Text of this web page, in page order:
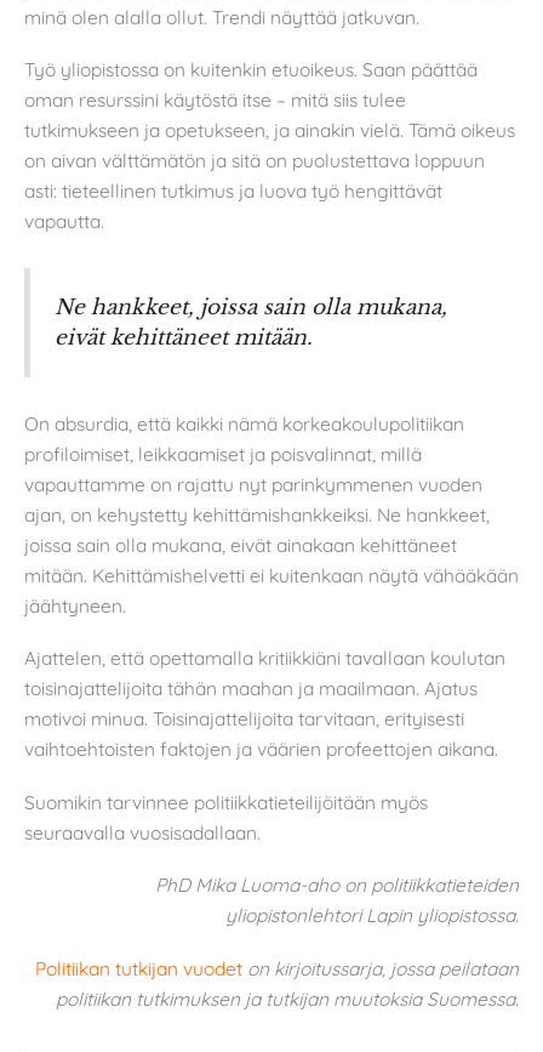
minä olen alalla ollut. Trendi näyttää jatkuvan.
Työ yliopistossa on kuitenkin etuoikeus. Saan päättää
oman resurssini käytöstä itse – mitä siis tulee
tutkimukseen ja opetukseen, ja ainakin vielä. Tämä oikeus
on aivan välttämätön ja sitä on puolustettava loppuun
asti: tieteellinen tutkimus ja luova työ hengittävät
vapautta.
Ne hankkeet, joissa sain olla mukana,
eivät kehittäneet mitään.
On absurdia, että kaikki nämä korkeakoulupolitiikan
profiloimiset, leikkaamiset ja poisvalinnat, millä
vapauttamme on rajattu nyt parinkymmenen vuoden
ajan, on kehystetty kehittämishankkeiksi. Ne hankkeet,
joissa sain olla mukana, eivät ainakaan kehittäneet
mitään. Kehittämishelvetti ei kuitenkaan näytä vähääkään
jäähtyneen.
Ajattelen, että opettamalla kritiikkiäni tavallaan koulutan
toisinajattelijoita tähän maahan ja maailmaan. Ajatus
motivoi minua. Toisinajattelijoita tarvitaan, erityisesti
vaihtoehtoisten faktojen ja väärien profeettojen aikana.
Suomikin tarvinnee politiikkatieteilijöitään myös
seuraavalla vuosisadallaan.
PhD Mika Luoma-aho on politiikkatieteiden
yliopistonlehtori Lapin yliopistossa.
Politiikan tutkijan vuodet on kirjoitussarja, jossa peilataan
politiikan tutkimuksen ja tutkijan muutoksia Suomessa.